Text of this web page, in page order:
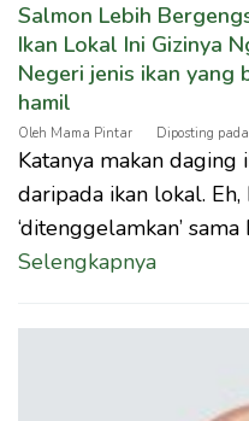
Salmon Lebih
Ikan Lokal Ini Gizinya
Negeri jenis ikan yang
hamil
Oleh Mama Pintar Diposting pada
Katanya makan
daripada ikan lokal.
‘ditenggelamkan’
Selengkapnya